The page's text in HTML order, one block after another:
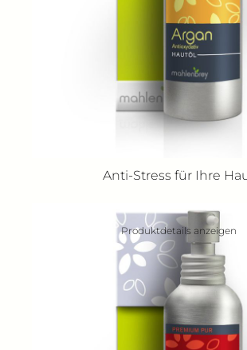
Anti-Stress für Ihre
Produktdetails anzeigen